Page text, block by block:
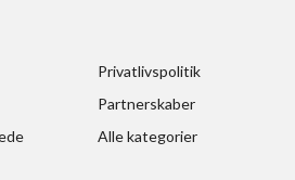
Privatlivspolitik
Partnerskaber
Alle kategorier